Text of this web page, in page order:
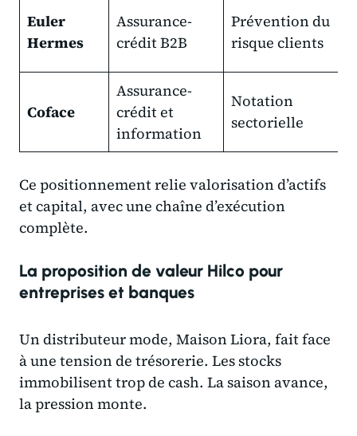
Euler
Hermes
Assurance-
crédit B2B
Prévention du
risque clients
Coface
Assurance-
crédit et
information
Notation
sectorielle
Ce positionnement relie valorisation d’actifs
et capital, avec une chaîne d’exécution
complète.
La proposition de valeur Hilco pour
entreprises et banques
Un distributeur mode, Maison Liora, fait face
à une tension de trésorerie. Les stocks
immobilisent trop de cash. La saison avance,
la pression monte.